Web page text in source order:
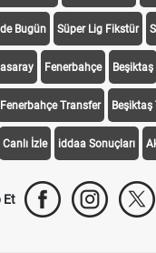
Bugün Süper Lig Fikstür
Fenerbahçe Beşiktaş
Fenerbahçe Transfer
Canlı İzle iddaa Sonuçları
Et